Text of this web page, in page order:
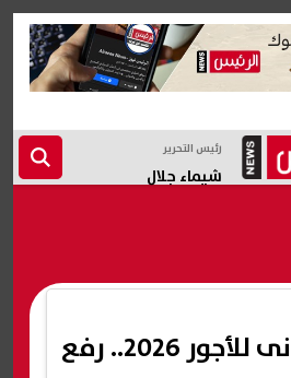
رئيس التحرير
شيماء جلال
زيادة الحد الأدنى للأجور 2026.. رفع